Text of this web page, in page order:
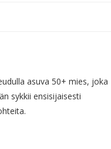
asuva 50+ mies, joka
sykkii ensisijaisesti